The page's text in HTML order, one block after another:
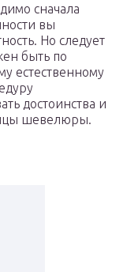
сначала
вы
Но следует
быть по
естественному
достоинства и
шевелюры.